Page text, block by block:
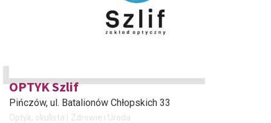
OPTYK Szlif
Pińczów, ul. Batalionów Chłopskich 33
Optyk, okulista Zdrowie i Uroda